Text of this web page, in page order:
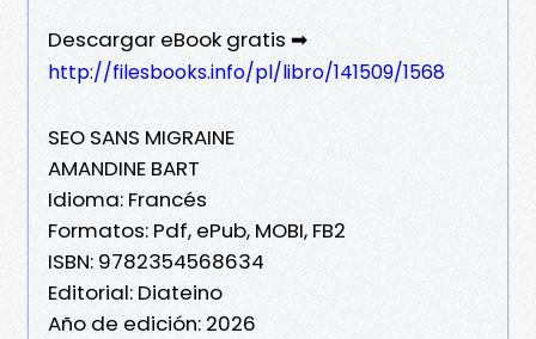
Descargar eBook gratis ➡
http://filesbooks.info/pl/libro/141509/1568
SEO SANS MIGRAINE
AMANDINE BART
Idioma: Francés
Formatos: Pdf, ePub, MOBI, FB2
ISBN: 9782354568634
Editorial: Diateino
Año de edición: 2026